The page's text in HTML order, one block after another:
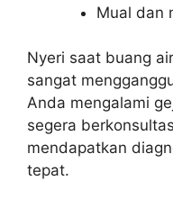
Mual dan
Nyeri saat buang
sangat
Anda mengalami
segera
mendapatkan
tepat.